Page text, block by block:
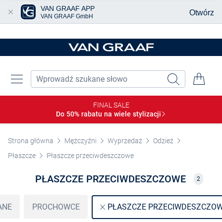
FINAL SALE
Do 50% rabatu na wiele stylizacji
Strona główna Mężczyźni Wyprzedaż
Odzież
Płaszcze
Płaszcze przeciwdeszczowe
PŁASZCZE PRZECIWDESZCZOWE 2
PROCHOWCE PŁASZCZE
VAN GRAAF APP
VAN GRAAF GmbH Otwórz